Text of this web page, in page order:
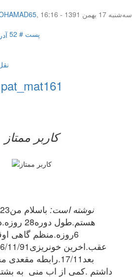
,
سه‌شنبه 17 بهمن 1391 - 16:16
پست # 52
pat_mat161
کاربر ممتاز
roza23 نوشته است:
هستم.طول
بعد17/11.رابطه
داشتم .کمی از اب منی به